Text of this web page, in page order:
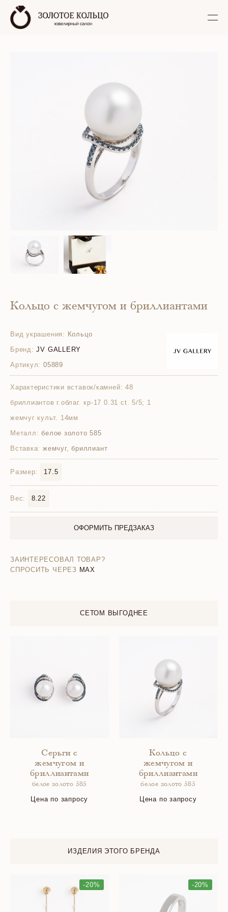
Кольцо с жемчугом и бриллиантами
Вид украшения: Кольцо
Бренд: JV GALLERY
Артикул: 05889
Характеристики вставок/камней: 48
бриллиантов г.облаг. кр-17 0.31 ct. 5/5; 1
жемчуг культ. 14мм
Металл: белое золото 585
Вставка: жемчуг, бриллиант
Размер: 17.5
Вес: 8.22
ОФОРМИТЬ ПРЕДЗАКАЗ
ЗАИНТЕРЕСОВАЛ ТОВАР?
СПРОСИТЬ ЧЕРЕЗ MAX
СЕТОМ ВЫГОДНЕЕ
Серьги с
жемчугом и
бриллиантами
белое золото 585
Цена по запросу
Кольцо с
жемчугом и
бриллиантами
белое золото 585
Цена по запросу
ИЗДЕЛИЯ ЭТОГО БРЕНДА
-20% -20%